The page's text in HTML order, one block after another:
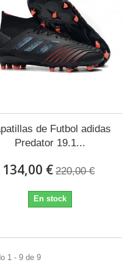
de Futbol adidas
Predator 19.1...
134,00 € 220,00 €
En stock
1 - 9 de 9